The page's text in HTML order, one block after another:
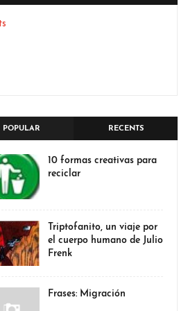
POPULAR RECENTS
10 formas creativas para
reciclar
Triptofanito, un viaje por
el cuerpo humano de Julio
Frenk
Frases: Migración